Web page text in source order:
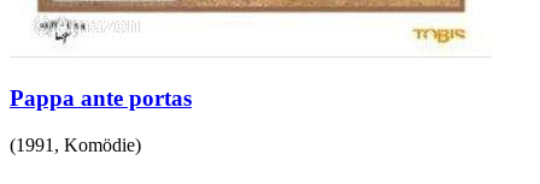
Pappa ante portas
(1991 , Komödie)